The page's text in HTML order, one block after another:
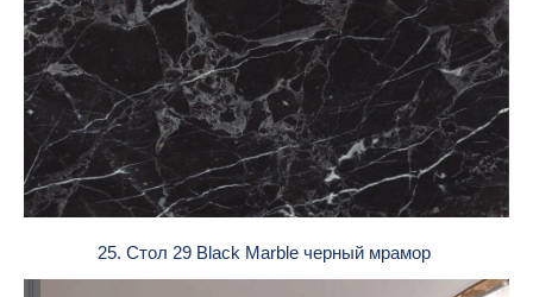
25. Стол 29 Black Marble черный мрамор